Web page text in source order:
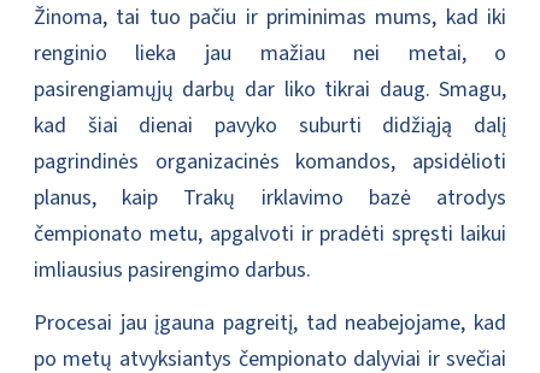
Žinoma, tai tuo pačiu ir priminimas mums, kad iki
renginio lieka jau mažiau nei metai, o
pasirengiamųjų darbų dar liko tikrai daug. Smagu,
kad šiai dienai pavyko suburti didžiąją dalį
pagrindinės organizacinės komandos, apsidėlioti
planus, kaip Trakų irklavimo bazė atrodys
čempionato metu, apgalvoti ir pradėti spręsti laikui
imliausius pasirengimo darbus.
Procesai jau įgauna pagreitį, tad neabejojame, kad
po metų atvyksiantys čempionato dalyviai ir svečiai